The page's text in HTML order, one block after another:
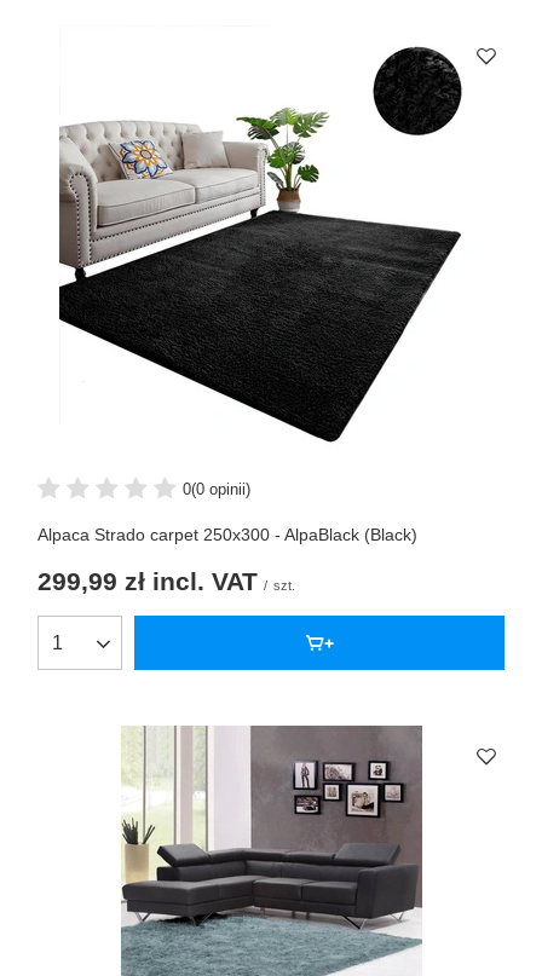
0(0 opinii)
Alpaca Strado carpet 250x300 - AlpaBlack (Black)
299,99 zł incl. VAT / szt.